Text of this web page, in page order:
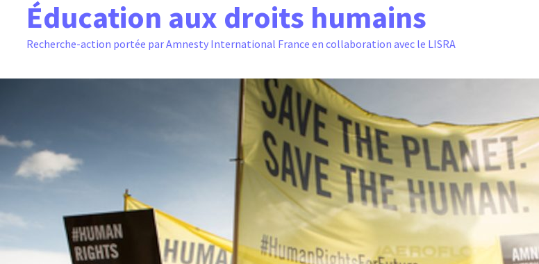
Éducation aux droits humains
Recherche-action portée par Amnesty International France en collaboration avec le LISRA